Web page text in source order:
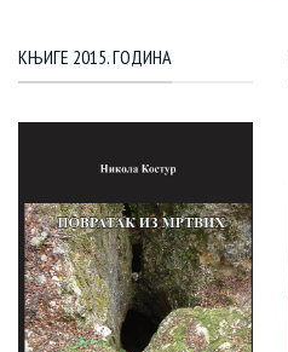
КЊИГЕ 2015. ГОДИНА